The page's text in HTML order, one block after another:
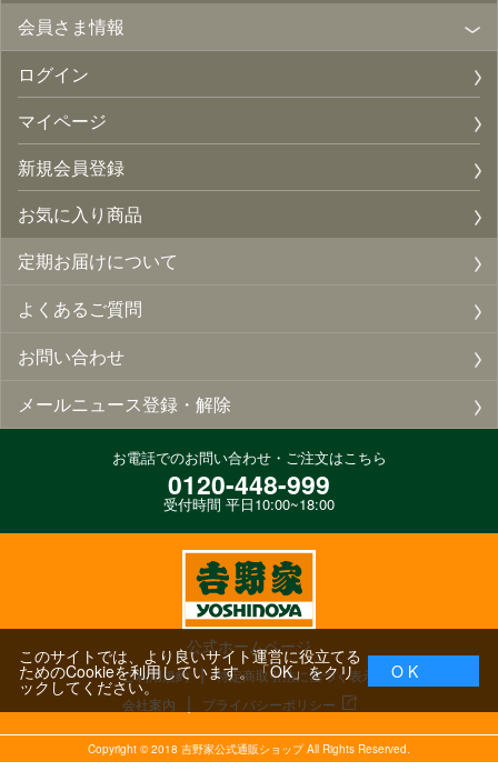
会員さま情報
ログイン
マイページ
新規会員登録
お気に入り商品
定期お届けについて
よくあるご質問
お問い合わせ
メールニュース登録・解除
お電話でのお問い合わせ・ご注文はこちら
0120-448-999
受付時間 平日10:00~18:00
公式ホームページ
ご利用規約
特定商取引法に基づく表示
会社案内
プライバシーポリシー
Copyright ©2018 吉野家公式通販ショップ All Rights Reserved.
このサイトでは、より良いサイト運営に役立てる
ためのCookieを利用しています。「OK」をクリ
ックしてください。
O K